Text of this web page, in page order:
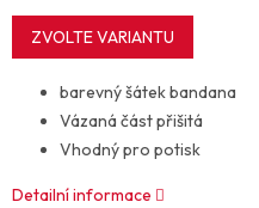
Měrná
cena:
ZVOLTE VARIANTU
barevný šátek bandana
Vázaná část přišitá
Vhodný pro potisk
Detailní informace